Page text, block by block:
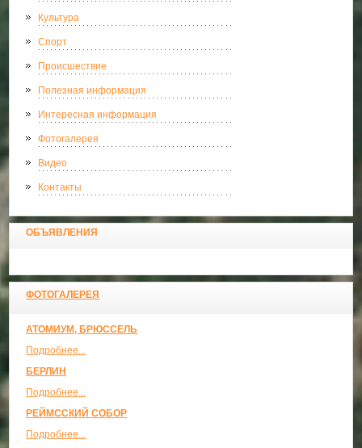
Культура
Спорт
Происшествие
Полезная информация
Интересная информация
Фотогалерея
Видео
Контакты
ОБЪЯВЛЕНИЯ
ФОТОГАЛЕРЕЯ
АТОМИУМ, БРЮССЕЛЬ
Подробнее...
БЕРЛИН
Подробнее...
РЕЙМССКИЙ СОБОР
Подробнее...